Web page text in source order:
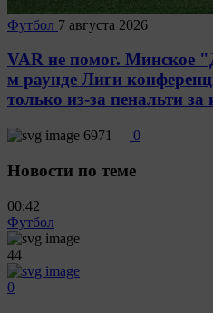
Футбол 7 августа 2026
VAR не помог. Минское
м раунде Лиги
только из-за пенальти за
6971 0
Новости по теме
00:42
Футбол
44
0